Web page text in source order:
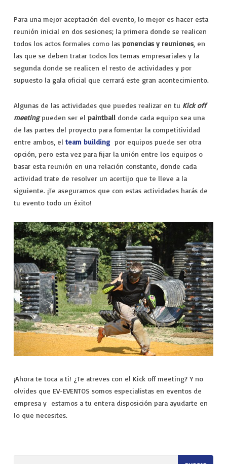
Para una mejor aceptación del evento, lo mejor es hacer esta
reunión inicial en dos sesiones; la primera donde se realicen
todos los actos formales como las ponencias y reuniones, en
las que se deben tratar todos los temas empresariales y la
segunda donde se realicen el resto de actividades y por
supuesto la gala oficial que cerrará este gran acontecimiento.
Algunas de las actividades que puedes realizar en tu Kick off
meetingpueden ser el paintballdonde cada equipo sea una
de las partes del proyecto para fomentar la competitividad
entre ambos, el team building por equipos puede ser otra
opción, pero esta vez para fijar la unión entre los equipos o
basar esta reunión en una relación constante, donde cada
actividad trate de resolver un acertijo que te lleve a la
siguiente. ¡Te aseguramos que con estas actividades harás de
tu evento todo un éxito!
¡Ahora te toca a ti! ¿Te atreves con el Kick off meeting? Y no
olvides que EV-EVENTOS somos especialistas en eventos de
empresa y estamos a tu entera disposición para ayudarte en
lo que necesites.